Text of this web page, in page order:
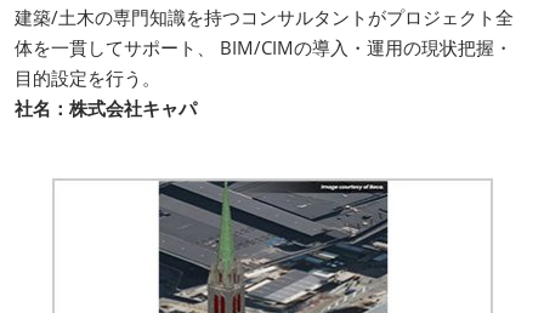
建築/土木の専門知識を持つコンサルタントがプロジェクト全
体を一貫してサポート、 BIM/CIMの導入・運用の現状把握・
目的設定を行う。
社名：株式会社キャパ